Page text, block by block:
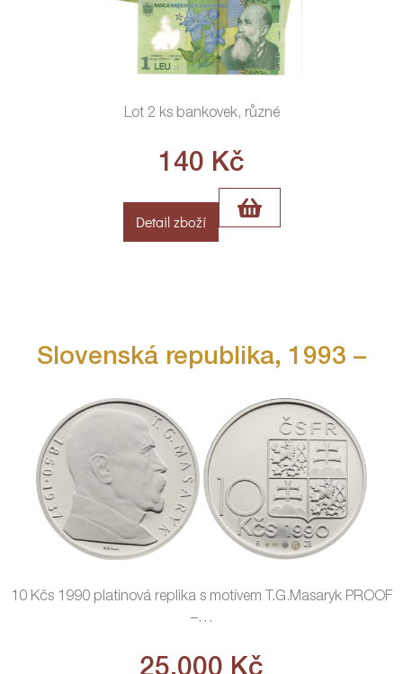
Lot 2 ks bankovek, různé
140 Kč
Detail zboží
Slovenská republika, 1993 –
10 Kčs 1990 platinová replika s motívem T.G.Masaryk PROOF
–…